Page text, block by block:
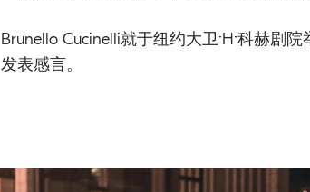
Brunello Cucinelli就于纽约大卫·H·科赫剧
发表感言。